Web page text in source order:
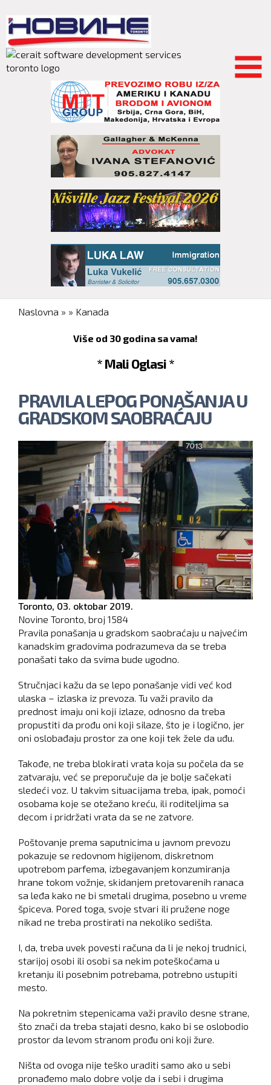
main
content
You are here
Naslovna » » Kanada
Više od 30 godina sa vama!
* Mali Oglasi *
PRAVILA LEPOG PONAŠANJA U
GRADSKOM SAOBRAĆAJU
Toronto, 03. oktobar 2019.
Novine Toronto, broj 1584
Pravila ponašanja u gradskom saobraćaju u najvećim
kanadskim gradovima podrazumeva da se treba
ponašati tako da svima bude ugodno.
Stručnjaci kažu da se lepo ponašanje vidi već kod
ulaska – izlaska iz prevoza. Tu važi pravilo da
prednost imaju oni koji izlaze, odnosno da treba
propustiti da prođu oni koji silaze, što je i logično, jer
oni oslobađaju prostor za one koji tek žele da uđu.
Takođe, ne treba blokirati vrata koja su počela da se
zatvaraju, već se preporučuje da je bolje sačekati
sledeći voz. U takvim situacijama treba, ipak, pomoći
osobama koje se otežano kreću, ili roditeljima sa
decom i pridržati vrata da se ne zatvore.
Poštovanje prema saputnicima u javnom prevozu
pokazuje se redovnom higijenom, diskretnom
upotrebom parfema, izbegavanjem konzumiranja
hrane tokom vožnje, skidanjem pretovarenih ranaca
sa leđa kako ne bi smetali drugima, posebno u vreme
špiceva. Pored toga, svoje stvari ili pružene noge
nikad ne treba prostirati na nekoliko sedišta.
I, da, treba uvek povesti računa da li je nekoj trudnici,
starijoj osobi ili osobi sa nekim poteškoćama u
kretanju ili posebnim potrebama, potrebno ustupiti
mesto.
Na pokretnim stepenicama važi pravilo desne strane,
što znači da treba stajati desno, kako bi se oslobodio
prostor da levom stranom prođu oni koji žure.
Ništa od ovoga nije teško uraditi samo ako u sebi
pronađemo malo dobre volje da i sebi i drugima